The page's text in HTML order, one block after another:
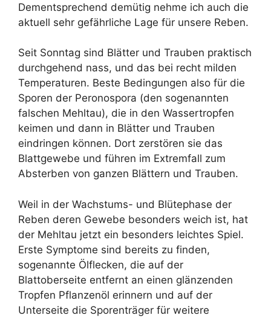
Dementsprechend demütig nehme ich auch die
aktuell sehr gefährliche Lage für unsere Reben.
Seit Sonntag sind Blätter und Trauben praktisch
durchgehend nass, und das bei recht milden
Temperaturen. Beste Bedingungen also für die
Sporen der Peronospora (den sogenannten
falschen Mehltau), die in den Wassertropfen
keimen und dann in Blätter und Trauben
eindringen können. Dort zerstören sie das
Blattgewebe und führen im Extremfall zum
Absterben von ganzen Blättern und Trauben.
Weil in der Wachstums- und Blütephase der
Reben deren Gewebe besonders weich ist, hat
der Mehltau jetzt ein besonders leichtes Spiel.
Erste Symptome sind bereits zu finden,
sogenannte Ölflecken, die auf der
Blattoberseite entfernt an einen glänzenden
Tropfen Pflanzenöl erinnern und auf der
Unterseite die Sporenträger für weitere